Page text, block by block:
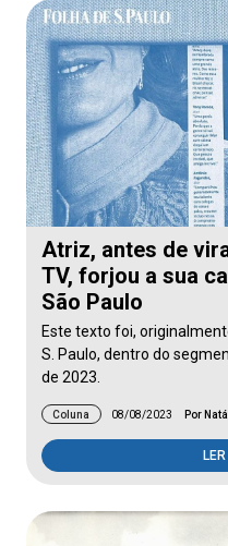
Atriz, antes de
TV, forjou a sua
São Paulo
Este texto foi,
S. Paulo, dentro do
de 2023.
Coluna 08/08/2023 Por